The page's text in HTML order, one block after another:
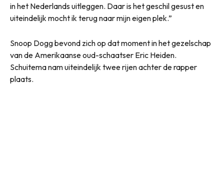
in het Nederlands uitleggen. Daar is het geschil gesust en
uiteindelijk mocht ik terug naar mijn eigen plek.”
Snoop Dogg bevond zich op dat moment in het gezelschap
van de Amerikaanse oud-schaatser Eric Heiden.
Schuitema nam uiteindelijk twee rijen achter de rapper
plaats.